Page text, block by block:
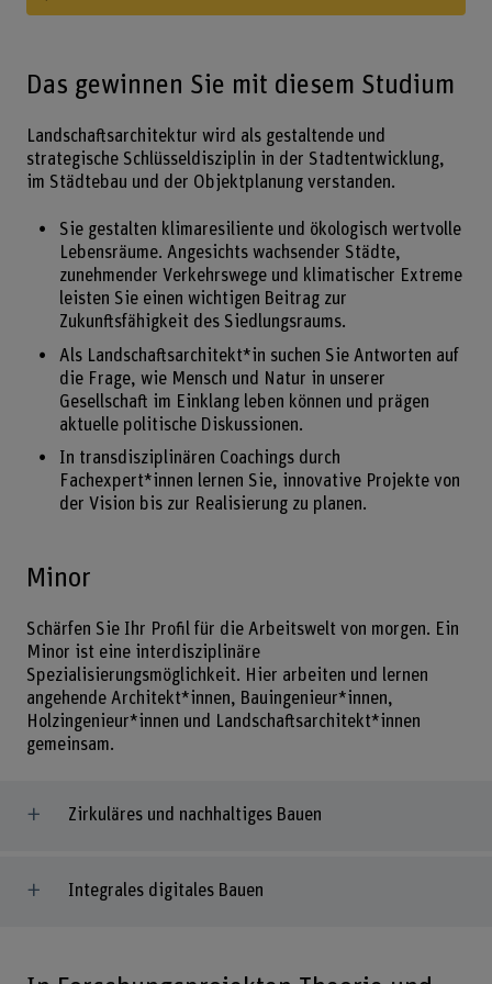
Das gewinnen Sie mit diesem Studium
Landschaftsarchitektur wird als gestaltende und
strategische Schlüsseldisziplin in der Stadtentwicklung,
im Städtebau und der Objektplanung verstanden.
Sie gestalten klimaresiliente und ökologisch wertvolle
Lebensräume. Angesichts wachsender Städte,
zunehmender Verkehrswege und klimatischer Extreme
leisten Sie einen wichtigen Beitrag zur
Zukunftsfähigkeit des Siedlungsraums.
Als Landschaftsarchitekt*in suchen Sie Antworten auf
die Frage, wie Mensch und Natur in unserer
Gesellschaft im Einklang leben können und prägen
aktuelle politische Diskussionen.
In transdisziplinären Coachings durch
Fachexpert*innen lernen Sie, innovative Projekte von
der Vision bis zur Realisierung zu planen.
Minor
Schärfen Sie Ihr Profil für die Arbeitswelt von morgen. Ein
Minor ist eine interdisziplinäre
Spezialisierungsmöglichkeit. Hier arbeiten und lernen
angehende Architekt*innen, Bauingenieur*innen,
Holzingenieur*innen und Landschaftsarchitekt*innen
gemeinsam.
Zirkuläres und nachhaltiges Bauen
Integrales digitales Bauen